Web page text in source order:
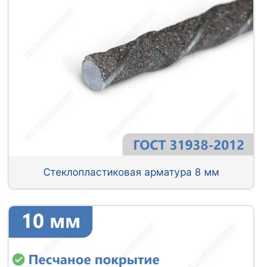
Стеклопластиковая арматура 8 мм